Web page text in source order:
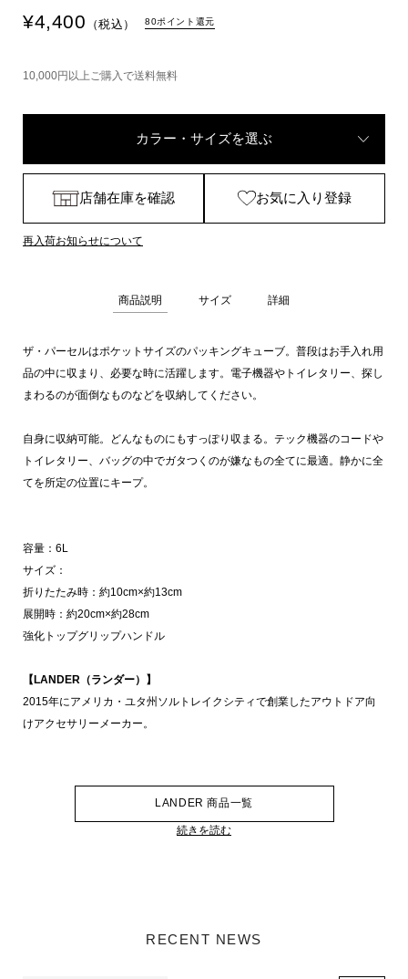
¥4,400 （税込） 80ポイント還元
10,000円以上ご購入で送料無料
カラー・サイズを選ぶ
店舗在庫を確認 お気に入り登録
再入荷お知らせについて
商品説明 サイズ 詳細
ザ・パーセルはポケットサイズのパッキングキューブ。普段はお手入れ用
品の中に収まり、必要な時に活躍します。電子機器やトイレタリー、探し
まわるのが面倒なものなどを収納してください。
自身に収納可能。どんなものにもすっぽり収まる。テック機器のコードや
トイレタリー、バッグの中でガタつくのが嫌なもの全てに最適。静かに全
てを所定の位置にキープ。
容量：6L
サイズ：
折りたたみ時：約10cm×約13cm
展開時：約20cm×約28cm
強化トップグリップハンドル
【LANDER（ランダー）】
2015年にアメリカ・ユタ州ソルトレイクシティで創業したアウトドア向
けアクセサリーメーカー。
LANDER 商品一覧
続きを読む
RECENT NEWS